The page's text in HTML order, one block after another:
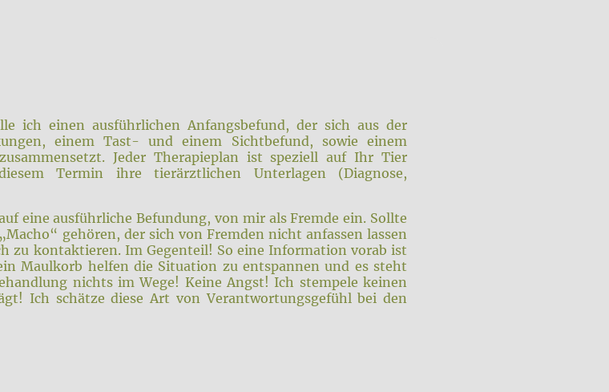
ich einen ausführlichen Anfangsbefund, der sich aus der
einem Tast- und einem Sichtbefund, sowie einem
Jeder Therapieplan ist speziell auf Ihr Tier
Termin ihre tierärztlichen Unterlagen (Diagnose,
eine ausführliche Befundung, von mir als Fremde ein. Sollte
gehören, der sich von Fremden nicht anfassen lassen
zu kontaktieren. Im Gegenteil! So eine Information vorab ist
Maulkorb helfen die Situation zu entspannen und es steht
nichts im Wege! Keine Angst! Ich stempele keinen
Ich schätze diese Art von Verantwortungsgefühl bei den